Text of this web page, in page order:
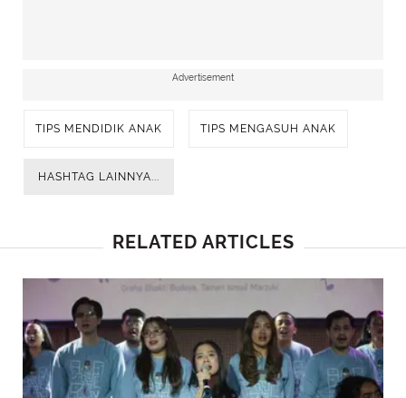
Advertisement
TIPS MENDIDIK ANAK TIPS MENGASUH ANAK
HASHTAG LAINNYA...
RELATED ARTICLES